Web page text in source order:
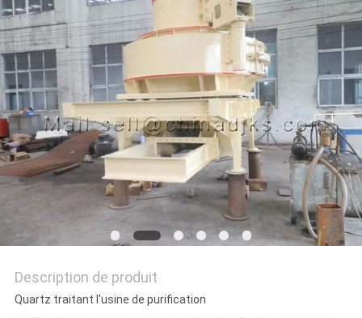
POLITIQUE
DE
CONFIDENTIALITÉ
Description de produit
Quartz traitant l'usine de purification